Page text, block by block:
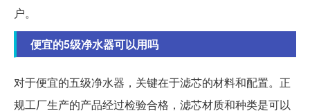
户。
便宜的5级净水器可以用吗
对于便宜的五级净水器，关键在于滤芯的材料和配置。正
规工厂生产的产品经过检验合格，滤芯材质和种类是可以